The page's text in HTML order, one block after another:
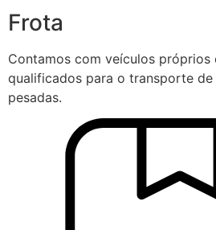
Frota
Contamos com veículos próprios
qualificados para o transporte de
pesadas.